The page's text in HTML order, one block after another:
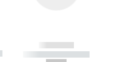
------------
----------- -----------